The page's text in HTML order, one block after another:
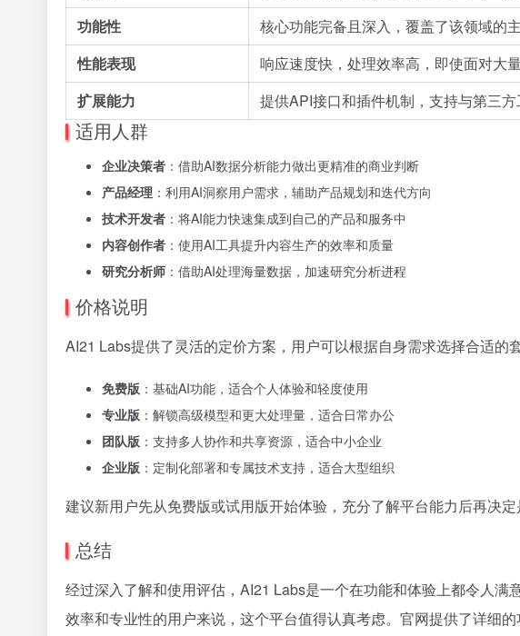
功能性
核心功能完备且深入，覆盖了该领域的
性能表现
响应速度快，处理效率高，即使面对大
扩展能力
提供API接口和插件机制，支持与第三
适用人群
企业决策者 ：借助AI数据分析能力做出更精准的商业判断
产品经理 ：利用AI洞察用户需求，辅助产品规划和迭代方向
技术开发者 ：将AI能力快速集成到自己的产品和服务中
内容创作者 ：使用AI工具提升内容生产的效率和质量
研究分析师 ：借助AI处理海量数据，加速研究分析进程
价格说明
AI21 Labs提供了灵活的定价方案，用户可以根据自身需求选择合适的
免费版 ：基础AI功能，适合个人体验和轻度使用
专业版 ：解锁高级模型和更大处理量，适合日常办公
团队版 ：支持多人协作和共享资源，适合中小企业
企业版 ：定制化部署和专属技术支持，适合大型组织
建议新用户先从免费版或试用版开始体验，充分了解平台能力后再决
总结
经过深入了解和使用评估，AI21 Labs是一个在功能和体验上都令人
效率和专业性的用户来说，这个平台值得认真考虑。官网提供了详细